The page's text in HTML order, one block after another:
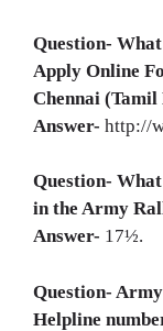
Question-
Apply Online
Chennai (Tamil
Answer- http://
Question-
in the Army
Answer- 17½.
Question- Army
Helpline